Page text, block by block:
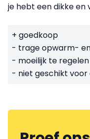
je hebt een dikke en
+ goedkoop
- trage opwarm-
- moeilijk te regelen
- niet geschikt